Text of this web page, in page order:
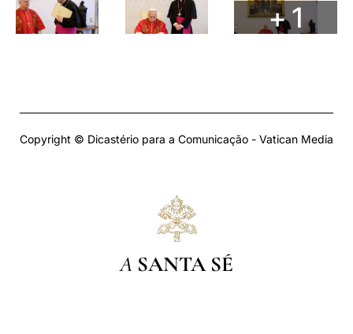
+ 1
Copyright © Dicastério para a Comunicação - Vatican Media
A SANTA SÉ